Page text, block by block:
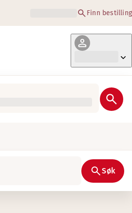
Finn bestilling
Søk